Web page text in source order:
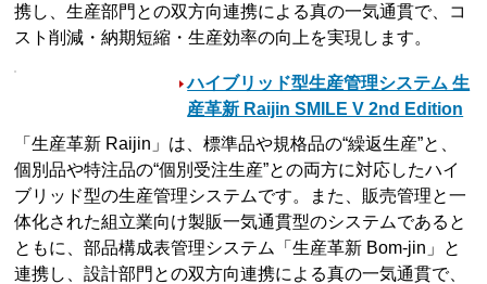
携し、生産部門との双方向連携による真の一気通貫で、コ
スト削減・納期短縮・生産効率の向上を実現します。
ハイブリッド型生産管理システム 生
産革新 Raijin SMILE V 2nd Edition
「生産革新 Raijin」は、標準品や規格品の“繰返生産”と、
個別品や特注品の“個別受注生産”との両方に対応したハイ
ブリッド型の生産管理システムです。また、販売管理と一
体化された組立業向け製販一気通貫型のシステムであると
ともに、部品構成表管理システム「生産革新 Bom-jin」と
連携し、設計部門との双方向連携による真の一気通貫で、